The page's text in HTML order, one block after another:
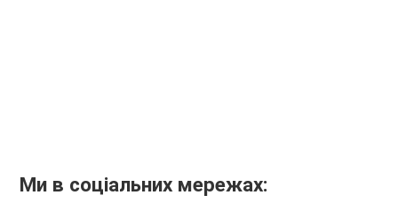
Ми в соціальних мережах: